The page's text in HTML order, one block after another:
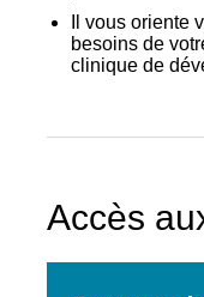
Rechercher
Il vous oriente
besoins de
clinique de
Accès